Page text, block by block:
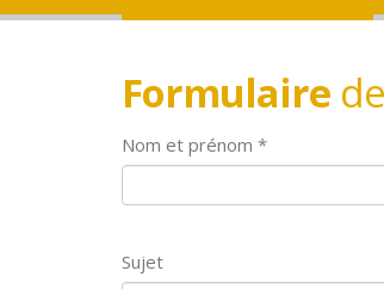
Formulaire
Nom et prénom *
Sujet